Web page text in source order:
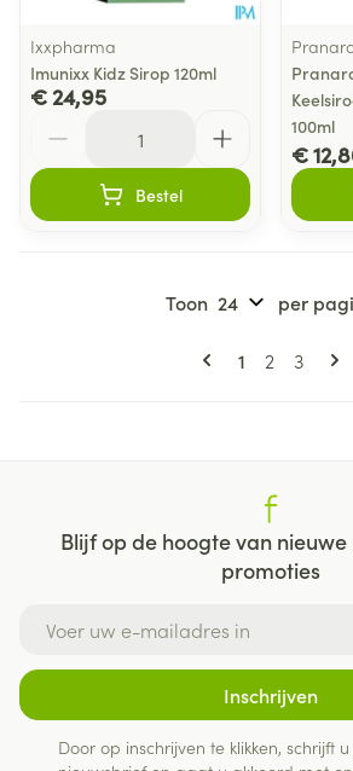
Ixxpharma
Imunixx Kidz Sirop 120ml
€ 24,95
Bestel
100ml
€
Pagina's
U lees
1 Pagina
2 Pagina
3
Toon per
Blijf op de hoogte van
promoties
Inschrijven
Door op inschrijven te klikken, schrijft